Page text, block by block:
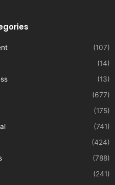
(107)
(14)
(13)
(677)
(175)
(741)
(424)
(788)
(241)